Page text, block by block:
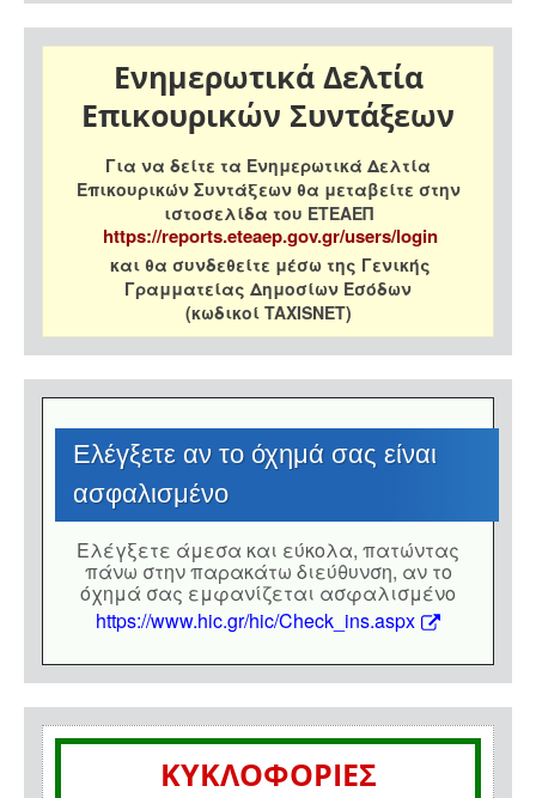
Ενημερωτικά Δελτία
Επικουρικών Συντάξεων
Για να δείτε τα Ενημερωτικά Δελτία
Επικουρικών Συντάξεων θα μεταβείτε στην
ιστοσελίδα του ΕΤΕΑΕΠ
https://reports.eteaep.gov.gr/users/login
και θα συνδεθείτε μέσω της Γενικής
Γραμματείας Δημοσίων Εσόδων
(κωδικοί TAXISNET)
Eλέγξετε αν το όχημά σας είναι
ασφαλισμένο
Eλέγξετε άμεσα και εύκολα, πατώντας
πάνω στην παρακάτω διεύθυνση, αν το
όχημά σας εμφανίζεται ασφαλισμένο
https://www.hic.gr/hic/Check_ins.aspx
ΚΥΚΛΟΦΟΡΙΕΣ